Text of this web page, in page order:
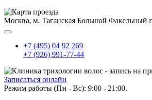
Москва, м. Таганская Большой Факельный
+7 (495) 04 92 269
+7 (926) 991-77-44
Записаться онлайн
Режим работы (Пн - Вс): 9:00 - 21:00.